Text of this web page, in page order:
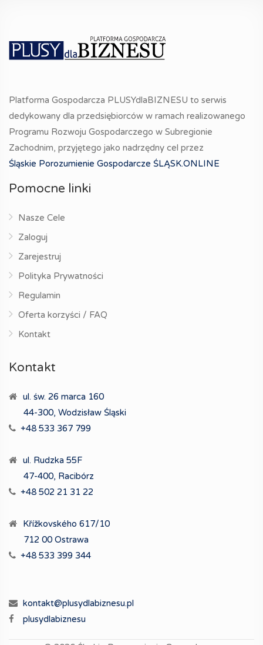
Platforma Gospodarcza PLUSYdlaBIZNESU to serwis
dedykowany dla przedsiębiorców w ramach realizowanego
Programu Rozwoju Gospodarczego w Subregionie
Zachodnim, przyjętego jako nadrzędny cel przez
Śląskie Porozumienie Gospodarcze ŚLĄSK.ONLINE
Pomocne linki
Nasze Cele
Zaloguj
Zarejestruj
Polityka Prywatności
Regulamin
Oferta korzyści / FAQ
Kontakt
Kontakt
ul. św. 26 marca 160
44-300, Wodzisław Śląski
+48 533 367 799
ul. Rudzka 55F
47-400, Racibórz
+48 502 21 31 22
Křížkovského 617/10
712 00 Ostrawa
+48 533 399 344
kontakt@plusydlabiznesu.pl
plusydlabiznesu